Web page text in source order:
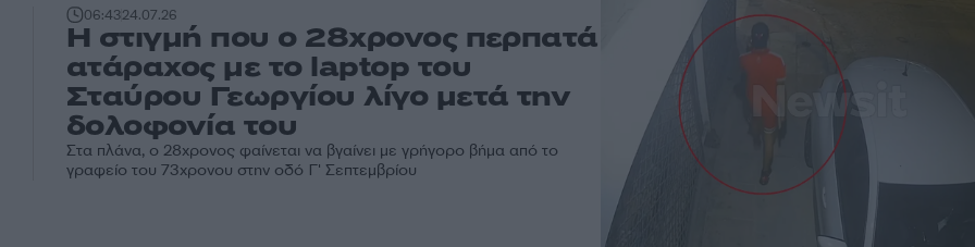
06:4324.07.26
Η στιγμή που ο 28χρονος περπατά
ατάραχος με το laptop του
Σταύρου Γεωργίου λίγο μετά την
δολοφονία του
Στα πλάνα, ο 28χρονος φαίνεται να βγαίνει με γρήγορο βήμα από το
γραφείο του 73χρονου στην οδό Γ' Σεπτεμβρίου